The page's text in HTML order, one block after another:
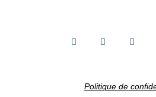
Politique de